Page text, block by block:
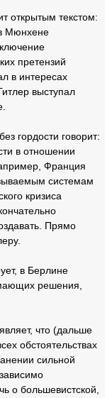
открытым текстом:
Мюнхене
претензий
в интересах
выступал
гордости говорит:
в отношении
Франция
системам
кризиса
Прямо
в Берлине
решения,
что (дальше
обстоятельствах
сильной
о большевистской,